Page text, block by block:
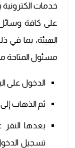
خدمات
على كافة
الهيئة، بما في
مسئول المتاحة
الدخول على
ثم الذهاب
بعدها
تسجيل